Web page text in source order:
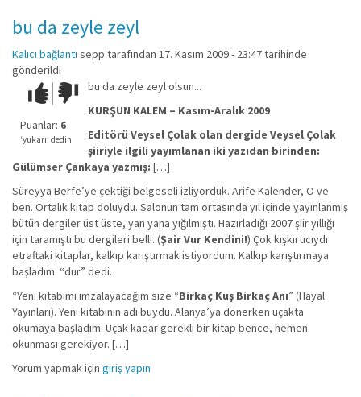
bu da zeyle zeyl
Kalıcı bağlantı sepp tarafından 17. Kasım 2009 - 23:47 tarihinde
gönderildi
Çok iyi!O
kadar
iyi
değil!
Puanlar: 6
‘yukarı’ dedin
bu da zeyle zeyl olsun...
KURŞUN KALEM – Kasım-Aralık 2009
Editörü Veysel Çolak olan dergide Veysel Çolak
şiiriyle ilgili yayımlanan iki yazıdan birinden:
Gülümser Çankaya yazmış: […]
Süreyya Berfe’ye çektiği belgeseli izliyorduk. Arife Kalender, O ve
ben. Ortalık kitap doluydu. Salonun tam ortasında yıl içinde yayınlanmış
bütün dergiler üst üste, yan yana yığılmıştı. Hazırladığı 2007 şiir yıllığı
için taramıştı bu dergileri belli. (Şair Vur Kendini!) Çok kışkırtıcıydı
etraftaki kitaplar, kalkıp karıştırmak istiyordum. Kalkıp karıştırmaya
başladım. “dur” dedi.
“Yeni kitabımı imzalayacağım size “Birkaç Kuş Birkaç Anı” (Hayal
Yayınları). Yeni kitabının adı buydu. Alanya’ya dönerken uçakta
okumaya başladım. Uçak kadar gerekli bir kitap bence, hemen
okunması gerekiyor. […]
Yorum yapmak için giriş yapın